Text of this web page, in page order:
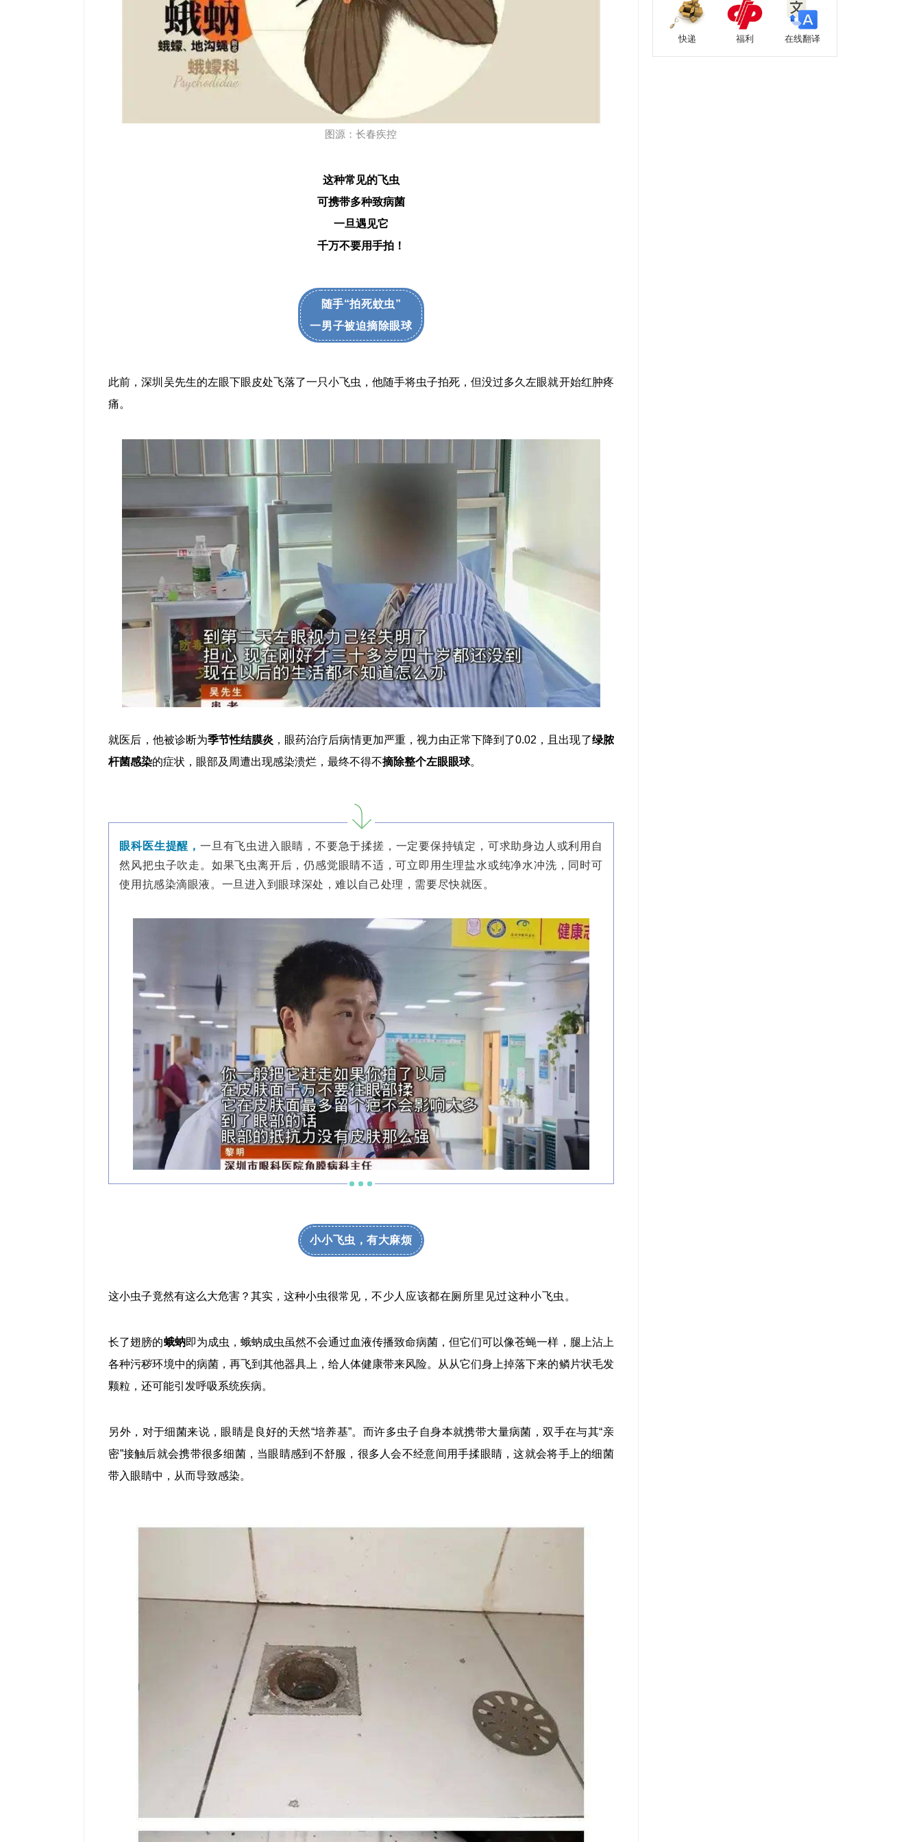
图源：长春疾控
这种常见的飞虫
可携带多种致病菌
一旦遇见它
千万不要用手拍！
随手“拍死蚊虫”
一男子被迫摘除眼球
此前，深圳吴先生的左眼下眼皮处飞落了一只小飞虫，他随手将虫子拍死，但没过多久左眼就开始红肿疼
痛。
就医后，他被诊断为季节性结膜炎 ，眼药治疗后病情更加严重，视力由正常下降到了0.02，且出现了绿脓
杆菌感染的症状，眼部及周遭出现感染溃烂，最终不得不摘除整个左眼眼球。
眼科医生提醒， 一旦有飞虫进入眼睛，不要急于揉搓，一定要保持镇定，可求助身边人或利用自
然风把虫子吹走。如果飞虫离开后，仍感觉眼睛不适，可立即用生理盐水或纯净水冲洗，同时可
使用抗感染滴眼液。一旦进入到眼球深处，难以自己处理，需要尽快就医。
小小飞虫，有大麻烦
这小虫子竟然有这么大危害？其实，这种小虫很常见，不少人应该都在厕所里见过这种小飞虫。
长了翅膀的蛾蚋即为成虫，蛾蚋成虫虽然不会通过血液传播致命病菌，但它们可以像苍蝇一样，腿上沾上
各种污秽环境中的病菌，再飞到其他器具上，给人体健康带来风险。从从它们身上掉落下来的鳞片状毛发
颗粒，还可能引发呼吸系统疾病。
另外，对于细菌来说，眼睛是良好的天然“培养基”。而许多虫子自身本就携带大量病菌，双手在与其“亲
密”接触后就会携带很多细菌，当眼睛感到不舒服，很多人会不经意间用手揉眼睛，这就会将手上的细菌
带入眼睛中，从而导致感染。
快递 福利 在线翻译